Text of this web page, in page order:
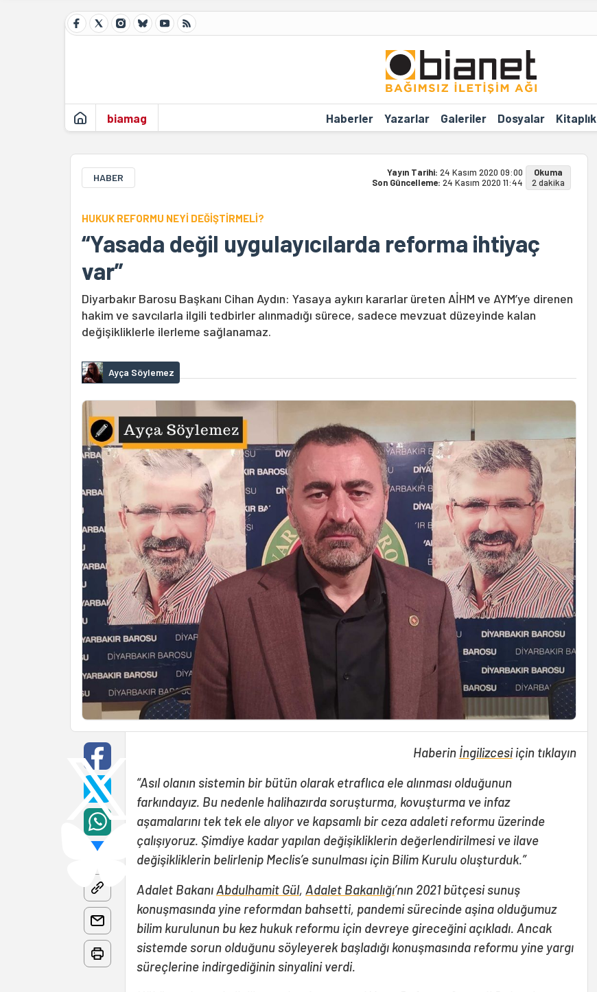
biamag Haberler Yazarlar Galeriler Dosyalar Kitaplık
HABER Yayın Tarihi: 24 Kasım 2020 09:00
Son Güncelleme: 24 Kasım 2020 11:44
Okuma
2 dakika
HUKUK REFORMU NEYİ DEĞİŞTİRMELİ?
“Yasada değil uygulayıcılarda reforma ihtiyaç
var”
Diyarbakır Barosu Başkanı Cihan Aydın: Yasaya aykırı kararlar üreten AİHM ve AYM’ye direnen
hakim ve savcılarla ilgili tedbirler alınmadığı sürece, sadece mevzuat düzeyinde kalan
değişikliklerle ilerleme sağlanamaz.
Ayça Söylemez
Haberin İngilizcesiiçin tıklayın
“Asıl olanın sistemin bir bütün olarak etraflıca ele alınması olduğunun
farkındayız. Bu nedenle halihazırda soruşturma, kovuşturma ve infaz
aşamalarını tek tek ele alıyor ve kapsamlı bir ceza adaleti reformu üzerinde
çalışıyoruz. Şimdiye kadar yapılan değişikliklerin değerlendirilmesi ve ilave
değişikliklerin belirlenip Meclis’e sunulması için Bilim Kurulu oluşturduk.”
Adalet BakanıAbdulhamit Gül, Adalet Bakanlığı’nın 2021 bütçesi sunuş
konuşmasında yine reformdan bahsetti, pandemi sürecinde aşina olduğumuz
bilim kurulunun bu kez hukuk reformu için devreye gireceğini açıkladı. Ancak
sistemde sorun olduğunu söyleyerek başladığı konuşmasında reformu yine yargı
süreçlerine indirgediğinin sinyalini verdi.